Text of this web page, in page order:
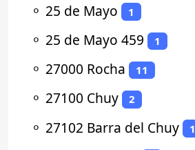
⚬ 25 de Mayo 1
⚬ 25 de Mayo 459 1
⚬ 27000 Rocha 11
⚬ 27100 Chuy 2
⚬ 27102 Barra del Chuy 1